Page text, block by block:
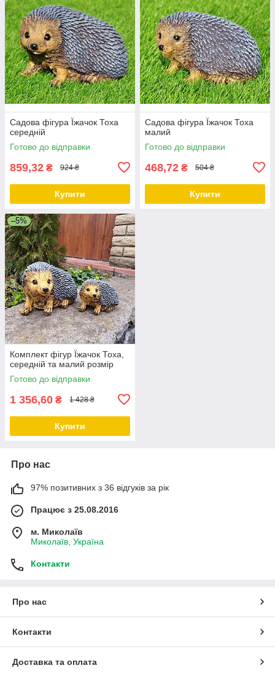
Садова фігура Їжачок Тоха
середній
Готово до відправки
859,32 ₴ 924 ₴
Купити
Садова фігура Їжачок Тоха
малий
Готово до відправки
468,72 ₴ 504 ₴
Купити
–5%
Комплект фігур Їжачок Тоха,
середній та малий розмір
Готово до відправки
1 356,60 ₴ 1 428 ₴
Купити
Про нас
97% позитивних з 36 відгуків за рік
Працює з 25.08.2016
м. Миколаїв
Миколаїв, Україна
Контакти
Про нас
Контакти
Доставка та оплата